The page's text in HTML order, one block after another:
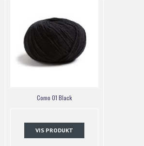
Como 01 Black
VIS PRODUKT